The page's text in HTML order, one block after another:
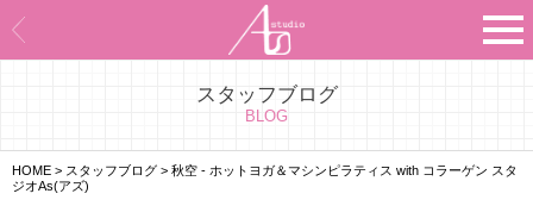
スタッフブログ
BLOG
HOME > スタッフブログ > 秋空 - ホットヨガ＆マシンピラティス with コラーゲン スタ
ジオAs(アズ)
Asのコンセプト
Asのナビゲーションシステム